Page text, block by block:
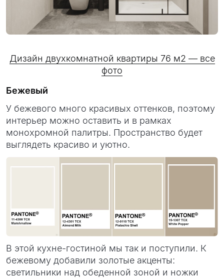
Дизайн двухкомнатной квартиры 76 м2 — все
фото
Бежевый
У бежевого много красивых оттенков, поэтому
интерьер можно оставить и в рамках
монохромной палитры. Пространство будет
выглядеть красиво и уютно.
В этой кухне-гостиной мы так и поступили. К
бежевому добавили золотые акценты:
светильники над обеденной зоной и ножки